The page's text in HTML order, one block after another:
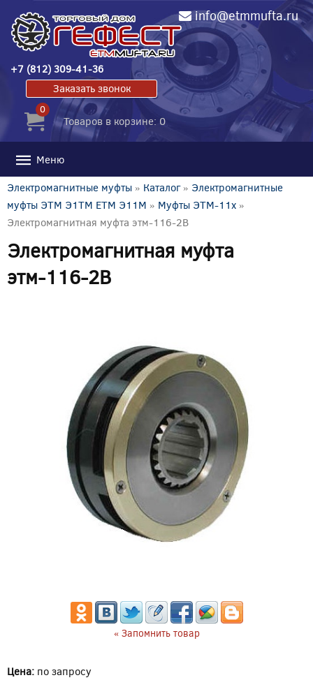
info@etmmufta.ru
+7 (812) 309-41-36
Заказать звонок
0
Товаров в корзине: 0
Меню
Электромагнитные муфты » Каталог» Электромагнитные
муфты ЭТМ Э1ТМ ETM Э11М » Муфты ЭТМ-11x »
Электромагнитная муфта этм-116-2В
Электромагнитная муфта
этм-116-2В
« Запомнить товар
Цена: по запросу